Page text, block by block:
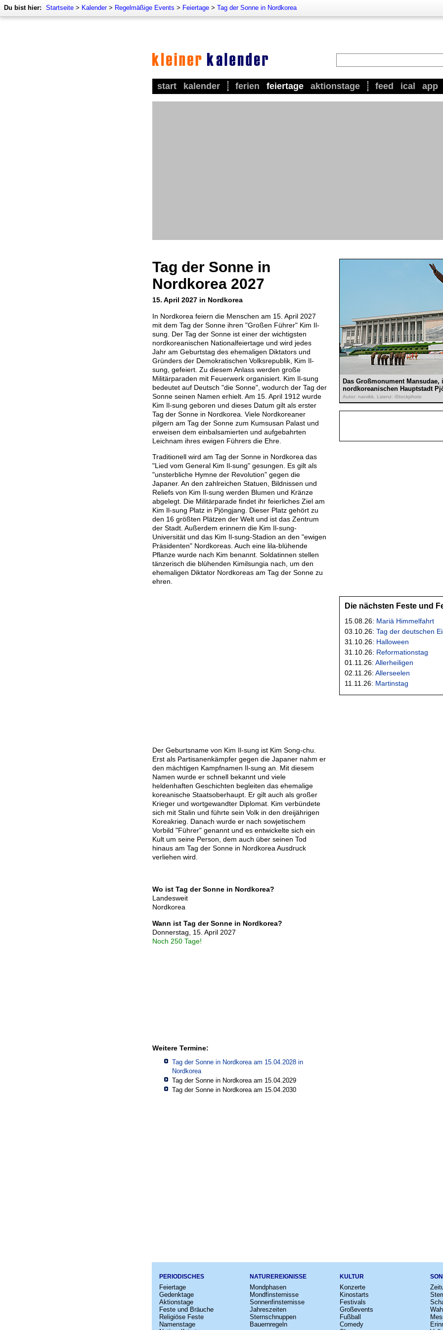
Du bist hier: Startseite > Kalender> Regelmäßige Events > Feiertage > Tag der Sonne in Nordkorea
start kalender ferien feiertage aktionstage feed ical app
Tag der Sonne in
Nordkorea 2027
15. April 2027 in Nordkorea
Das Großmonument Mansudae,
nordkoreanischen Hauptstadt
Autor: narvikk, Lizenz: iStockphoto
In Nordkorea feiern die Menschen am 15. April 2027
mit dem Tag der Sonne ihren "Großen Führer" Kim Il-
sung. Der Tag der Sonne ist einer der wichtigsten
nordkoreanischen Nationalfeiertage und wird jedes
Jahr am Geburtstag des ehemaligen Diktators und
Gründers der Demokratischen Volksrepublik, Kim Il-
sung, gefeiert. Zu diesem Anlass werden große
Militärparaden mit Feuerwerk organisiert. Kim Il-sung
bedeutet auf Deutsch "die Sonne", wodurch der Tag der
Sonne seinen Namen erhielt. Am 15. April 1912 wurde
Kim Il-sung geboren und dieses Datum gilt als erster
Tag der Sonne in Nordkorea. Viele Nordkoreaner
pilgern am Tag der Sonne zum Kumsusan Palast und
erweisen dem einbalsamierten und aufgebahrten
Leichnam ihres ewigen Führers die Ehre.
Traditionell wird am Tag der Sonne in Nordkorea das
"Lied vom General Kim Il-sung" gesungen. Es gilt als
"unsterbliche Hymne der Revolution" gegen die
Japaner. An den zahlreichen Statuen, Bildnissen und
Reliefs von Kim Il-sung werden Blumen und Kränze
abgelegt. Die Militärparade findet ihr feierliches Ziel am
Kim Il-sung Platz in Pjöngjang. Dieser Platz gehört zu
den 16 größten Plätzen der Welt und ist das Zentrum
der Stadt. Außerdem erinnern die Kim Il-sung-
Universität und das Kim Il-sung-Stadion an den "ewigen
Präsidenten" Nordkoreas. Auch eine lila-blühende
Pflanze wurde nach Kim benannt. Soldatinnen stellen
tänzerisch die blühenden Kimilsungia nach, um den
ehemaligen Diktator Nordkoreas am Tag der Sonne zu
ehren.
Der Geburtsname von Kim Il-sung ist Kim Song-chu.
Erst als Partisanenkämpfer gegen die Japaner nahm er
den mächtigen Kampfnamen Il-sung an. Mit diesem
Namen wurde er schnell bekannt und viele
heldenhaften Geschichten begleiten das ehemalige
koreanische Staatsoberhaupt. Er gilt auch als großer
Krieger und wortgewandter Diplomat. Kim verbündete
sich mit Stalin und führte sein Volk in den dreijährigen
Koreakrieg. Danach wurde er nach sowjetischem
Vorbild "Führer" genannt und es entwickelte sich ein
Kult um seine Person, dem auch über seinen Tod
hinaus am Tag der Sonne in Nordkorea Ausdruck
verliehen wird.
Wo ist Tag der Sonne in Nordkorea?
Landesweit
Nordkorea
Wann ist Tag der Sonne in Nordkorea?
Donnerstag, 15. April 2027
Noch 250 Tage!
Weitere Termine:
Tag der Sonne in Nordkorea am 15.04.2028 in
Nordkorea
Tag der Sonne in Nordkorea am 15.04.2029
Tag der Sonne in Nordkorea am 15.04.2030
Die nächsten Feste und
15.08.26: Mariä Himmelfahrt
03.10.26: Tag der deutschen
31.10.26: Halloween
31.10.26: Reformationstag
01.11.26: Allerheiligen
02.11.26: Allerseelen
11.11.26: Martinstag
PERIODISCHES
Feiertage
Gedenktage
Aktionstage
Feste und Bräuche
Religiöse Feste
Namenstage
NATUREREIGNISSE
Mondphasen
Mondfinsternisse
Sonnenfinsternisse
Jahreszeiten
Sternschnuppen
Bauernregeln
KULTUR
Konzerte
Kinostarts
Festivals
Großevents
Fußball
Comedy